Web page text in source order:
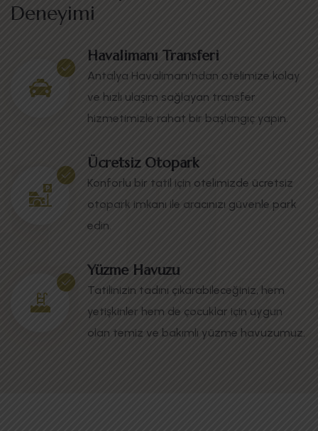
Deneyimi
Havalimanı Transferi
Antalya Havalimanı'ndan otelimize kolay
ve hızlı ulaşım sağlayan transfer
hizmetimizle rahat bir başlangıç yapın.
Ücretsiz Otopark
Konforlu bir tatil için otelimizde ücretsiz
otopark imkanı ile aracınızı güvenle park
edin.
Yüzme Havuzu
Tatilinizin tadını çıkarabileceğiniz, hem
yetişkinler hem de çocuklar için uygun
olan temiz ve bakımlı yüzme havuzumuz.